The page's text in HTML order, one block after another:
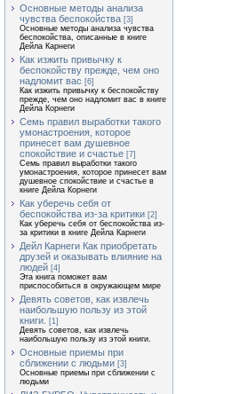
Основные методы анализа
чувства беспокойства [3]
Основные методы анализа чувства
беспокойства, описанные в книге
Дейла Карнеги
Как изжить привычку к
беспокойству прежде, чем оно
надломит вас [6]
Как изжить привычку к беспокойству
прежде, чем оно надломит вас в книге
Дейла Корнеги
Семь правил выработки такого
умонастроения, которое
принесет вам душевное
спокойствие и счастье [7]
Семь правил выработки такого
умонастроения, которое принесет вам
душевное спокойствие и счастье в
книге Дейла Корнеги
Как уберечь себя от
беспокойства из-за критики [2]
Как уберечь себя от беспокойства из-
за критики в книге Дейла Карнеги
Дейл Карнеги Как приобретать
друзей и оказывать влияние на
людей [4]
Эта книга поможет вам
приспособиться в окружающем мире
Девять советов, как извлечь
наибольшую пользу из этой
книги.
[1]
Девять советов, как извлечь
наибольшую пользу из этой книги.
Основные приемы при
сближении с людьми [3]
Основные приемы при сближении с
людьми